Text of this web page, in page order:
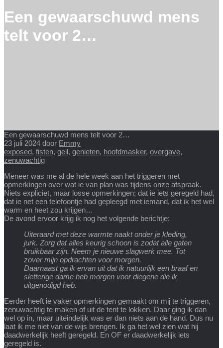
Een gewaarschuwd mens
telt voor 2…
Een gewaarschuwd mens telt voor 2…
23 juli 2024 door Emmy
exposed, fisten, geil, genieten, hoofdmasker, overgave,
zenuwachtig
Meneer was me al de hele week aan het triggeren met
opmerkingen over wat ie van plan was tijdens onze afspraak.
Niets expliciet, maar losse opmerkingen; dat ie iets geregeld had,
dat ie net een telefoontje had gepleegd met iemand, dat ik het wel
warm en heet zou krijgen…
De avond ervoor krijg ik nog het volgende berichtje:
Uiteraard met deze warmte naakt onder je kleding,
jurk. Zorg dat alles keurig schoon is zodat alle gaten
bruikbaar zijn. Neem je nieuwe slagwerk mee. Tot
zover mijn opdrachten voor morgen.
Daarnaast ga ik ervan uit dat ik natuurlijk een braaf en
sletterige dame heb morgen voor diegene die ik
uitgenodigd heb.
Eerder heeft ie vaker opmerkingen gemaakt om mij te triggeren,
zenuwachtig te maken of uit de tent te lokken. Daar ging ik dan
wel op in, maar uiteindelijk was er dan niets aan de hand. Dus nu
laat ik me niet van de wijs brengen. Ik ga het wel zien wat hij
daadwerkelijk heeft geregeld. En OF er daadwerkelijk iets
geregeld is.